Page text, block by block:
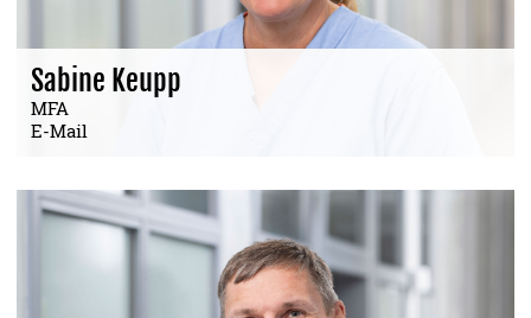
Sabine Keupp
MFA
E-Mail